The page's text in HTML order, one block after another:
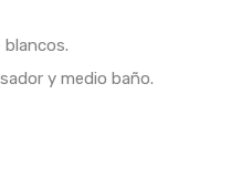
y medio baño.